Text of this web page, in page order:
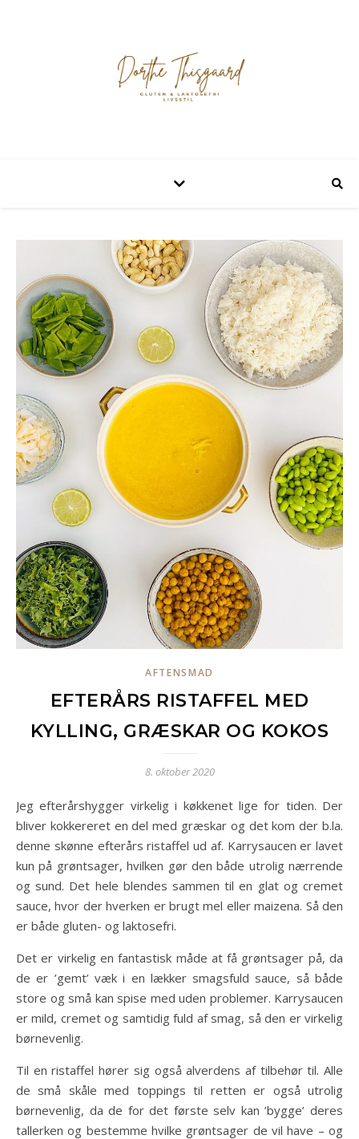
AFTENSMAD
EFTERÅRS RISTAFFEL MED
KYLLING, GRÆSKAR OG KOKOS
8. oktober 2020
Jeg efterårshygger virkelig i køkkenet lige for tiden. Der
bliver kokkereret en del med græskar og det kom der b.la.
denne skønne efterårs ristaffel ud af. Karrysaucen er lavet
kun på grøntsager, hvilken gør den både utrolig nærrende
og sund. Det hele blendes sammen til en glat og cremet
sauce, hvor der hverken er brugt mel eller maizena. Så den
er både gluten- og laktosefri.
Det er virkelig en fantastisk måde at få grøntsager på, da
de er ’gemt’ væk i en lækker smagsfuld sauce, så både
store og små kan spise med uden problemer. Karrysaucen
er mild, cremet og samtidig fuld af smag, så den er virkelig
børnevenlig.
Til en ristaffel hører sig også alverdens af tilbehør til. Alle
de små skåle med toppings til retten er også utrolig
børnevenlig, da de for det første selv kan ’bygge’ deres
tallerken og bestemme hvilke grøntsager de vil have – og